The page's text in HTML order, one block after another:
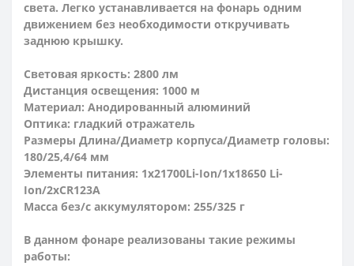
света. Легко устанавливается на фонарь одним
движением без необходимости откручивать
заднюю крышку.
Световая яркость: 2800 лм
Дистанция освещения: 1000 м
Материал: Анодированный алюминий
Оптика: гладкий отражатель
Размеры Длина/Диаметр корпуса/Диаметр головы:
180/25,4/64 мм
Элементы питания: 1х21700Li-Ion/1x18650 Li-
Ion/2xCR123A
Масса без/с аккумулятором: 255/325 г
В данном фонаре реализованы такие режимы
работы: